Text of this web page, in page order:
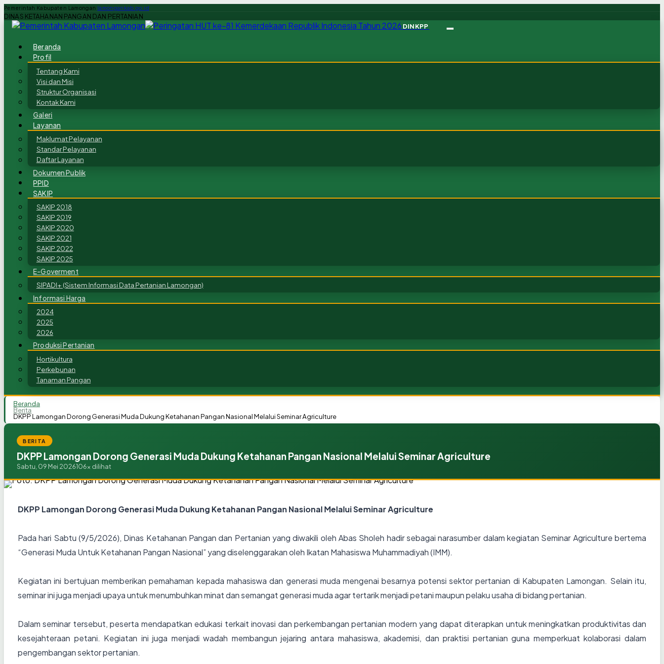
Pemerintah Kabupaten Lamongan lamongankab.go.id
DINAS KETAHANAN PANGAN DAN PERTANIAN
DINKPP
Beranda
Profil
Tentang Kami
Visi dan Misi
Struktur Organisasi
Kontak Kami
Galeri
Layanan
Maklumat Pelayanan
Standar Pelayanan
Daftar Layanan
Dokumen Publik
PPID
SAKIP
SAKIP 2018
SAKIP 2019
SAKIP 2020
SAKIP 2021
SAKIP 2022
SAKIP 2025
E-Goverment
SIPADI+ (Sistem Informasi Data Pertanian Lamongan)
Informasi Harga
2024
2025
2026
Produksi Pertanian
Hortikultura
Perkebunan
Tanaman Pangan
Beranda
Berita
DKPP Lamongan Dorong Generasi Muda Dukung Ketahanan Pangan Nasional Melalui Seminar Agriculture
BERITA
DKPP Lamongan Dorong Generasi Muda Dukung Ketahanan Pangan Nasional Melalui Seminar Agriculture
Sabtu, 09 Mei 2026106x dilihat
DKPP Lamongan Dorong Generasi Muda Dukung Ketahanan Pangan Nasional Melalui Seminar Agriculture
Pada hari Sabtu (9/5/2026), Dinas Ketahanan Pangan dan Pertanian yang diwakili oleh Abas Sholeh hadir sebagai narasumber dalam kegiatan Seminar Agriculture bertema
“Generasi Muda Untuk Ketahanan Pangan Nasional” yang diselenggarakan oleh Ikatan Mahasiswa Muhammadiyah (IMM).
Kegiatan ini bertujuan memberikan pemahaman kepada mahasiswa dan generasi muda mengenai besarnya potensi sektor pertanian di Kabupaten Lamongan. Selain itu,
seminar ini juga menjadi upaya untuk menumbuhkan minat dan semangat generasi muda agar tertarik menjadi petani maupun pelaku usaha di bidang pertanian.
Dalam seminar tersebut, peserta mendapatkan edukasi terkait inovasi dan perkembangan pertanian modern yang dapat diterapkan untuk meningkatkan produktivitas dan
kesejahteraan petani. Kegiatan ini juga menjadi wadah membangun jejaring antara mahasiswa, akademisi, dan praktisi pertanian guna memperkuat kolaborasi dalam
pengembangan sektor pertanian.